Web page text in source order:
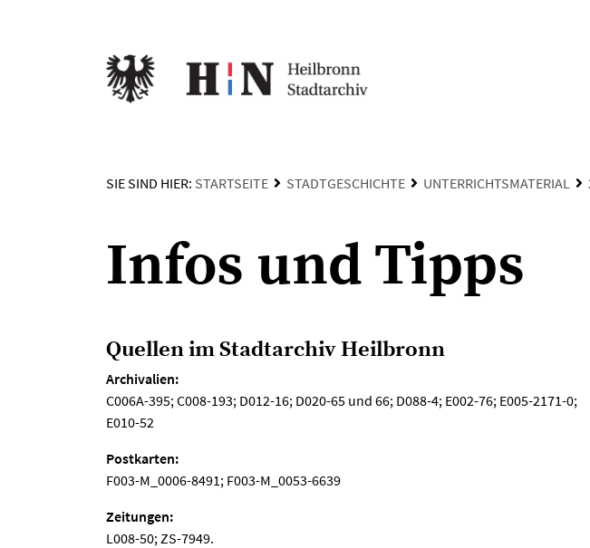
SIE SIND HIER: STARTSEITE STADTGESCHICHTE UNTERRICHTSMATERIAL
Infos und Tipps
Quellen im Stadtarchiv Heilbronn
Archivalien:
C006A-395; C008-193; D012-16; D020-65 und 66; D088-4; E002-76; E005-2171-0;
E010-52
Postkarten:
F003-M_0006-8491; F003-M_0053-6639
Zeitungen:
L008-50; ZS-7949.